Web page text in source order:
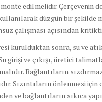
edilmelidir. Çerçevenin
düzgün bir şekilde
çalışması açısından
kurulduktan sonra, su ve
girişi ve çıkışı, üretici
Bağlantıların
Sızıntıların önlenmesi
ve bağlantıların sıkıca